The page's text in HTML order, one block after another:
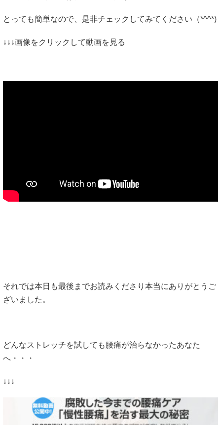
とっても簡単なので、是非チェックしてみてください（*^^*)
↓↓↓画像をクリックして動画を見る
それでは本日も最後までお読みくださり本当にありがとうご
ざいました。
どんなストレッチを試しても腰痛が治らなかったあなた
へ・・・
↓↓↓